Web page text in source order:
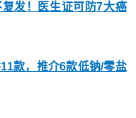
发！医生证可防7大癌
款，推介6款低钠/零盐